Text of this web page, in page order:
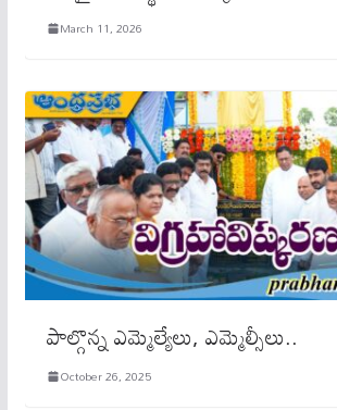
March 11, 2026
పాల్గొన్న ఎమ్మెల్యేలు, ఎమ్మెల్సీలు..
October 26, 2025